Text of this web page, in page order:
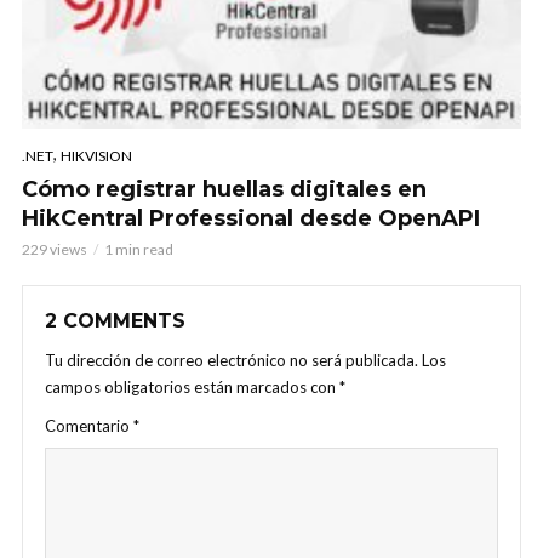
.NET, HIKVISION
Cómo registrar huellas digitales en
HikCentral Professional desde OpenAPI
229 views 1 min read
2 COMMENTS
Tu dirección de correo electrónico no será publicada. Los
campos obligatorios están marcados con *
Comentario *